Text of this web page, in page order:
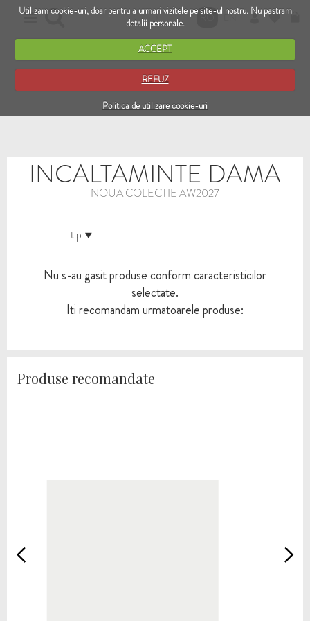
Utilizam cookie-uri, doar pentru a urmari vizitele pe site-ul nostru. Nu pastram
detalii personale.
ACCEPT
REFUZ
Politica de utilizare cookie-uri
RO EN
INCALTAMINTE DAMA
NOUA COLECTIE AW2027
tip
Nu s-au gasit produse conform caracteristicilor
selectate.
Iti recomandam urmatoarele produse:
Produse recomandate